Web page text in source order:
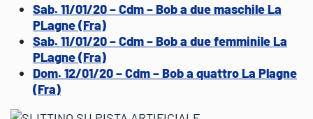
Sab. 11/01/20 – Cdm – Bob a due maschile La
PLagne (Fra)
Sab. 11/01/20 – Cdm – Bob a due femminile La
PLagne (Fra)
Dom. 12/01/20 – Cdm – Bob a quattro La Plagne
(Fra)